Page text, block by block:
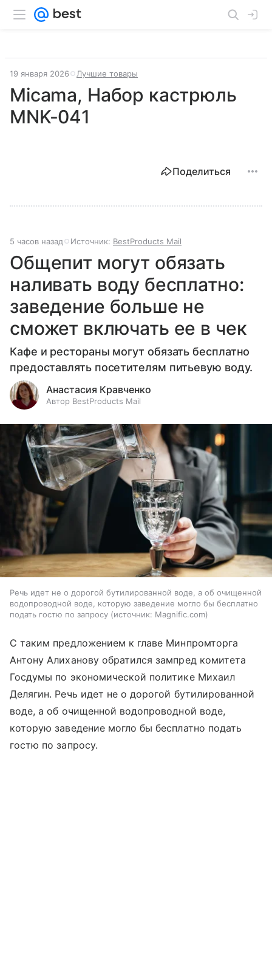
19 января 2026 Лучшие товары
Micama, Набор кастрюль
MNK-041
Поделиться
5 часов назад Источник: BestProducts Mail
Общепит могут обязать
наливать воду бесплатно:
заведение больше не
сможет включать ее в чек
Кафе и рестораны могут обязать бесплатно
предоставлять посетителям питьевую воду.
Анастасия Кравченко
Автор BestProducts Mail
Речь идет не о дорогой бутилированной воде, а об очищенной
водопроводной воде, которую заведение могло бы бесплатно
подать гостю по запросу
источник: Magnific.com
С таким предложением к главе Минпромторга
Антону Алиханову обратился зампред комитета
Госдумы по экономической политике Михаил
Делягин. Речь идет не о дорогой бутилированной
воде, а об очищенной водопроводной воде,
которую заведение могло бы бесплатно подать
гостю по запросу.